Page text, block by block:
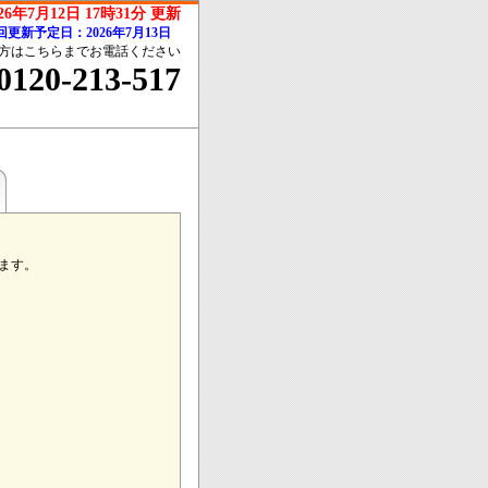
年7月12日 17時31分 更新
更新予定日：2026年7月13日
はこちらまでお電話ください
213-517
す。